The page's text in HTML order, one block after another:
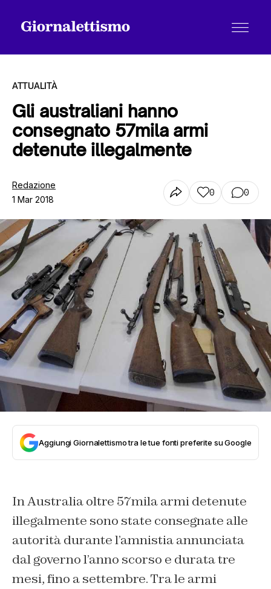
Tutti gli articoli
Chi siamo
Contatti
ATTUALITÀ
Gli australiani hanno
consegnato 57mila armi
detenute illegalmente
Redazione
1 Mar 2018
0 0
Aggiungi Giornalettismo tra le tue fonti preferite su Google
In Australia oltre 57mila armi detenute
illegalmente sono state consegnate alle
autorità durante l’amnistia annunciata
dal governo l’anno scorso e durata tre
mesi, fino a settembre. Tra le armi